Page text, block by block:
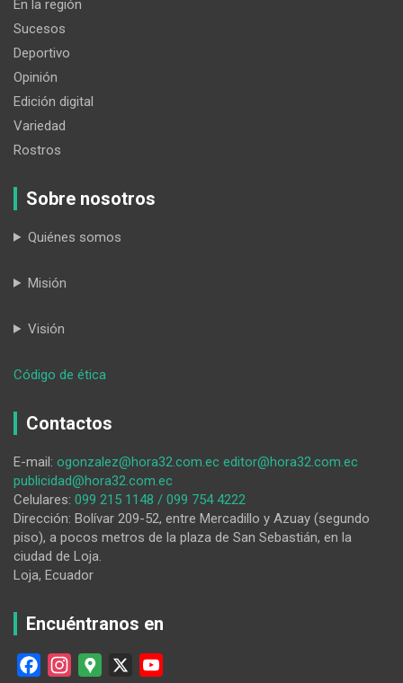
En la región
Sucesos
Deportivo
Opinión
Edición digital
Variedad
Rostros
Sobre nosotros
Quiénes somos
Misión
Visión
Código de ética
06-
Contactos
E-mail: ogonzalez@hora32.com.ec editor@hora32.com.ec
publicidad@hora32.com.ec
Celulares: 099 215 1148 / 099 754 4222
Dirección: Bolívar 209-52, entre Mercadillo y Azuay (segundo
piso), a pocos metros de la plaza de San Sebastián, en la
ciudad de Loja.
Loja, Ecuador
Encuéntranos en